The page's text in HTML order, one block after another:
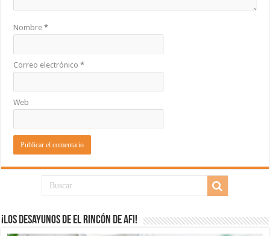
Nombre*
Correo electrónico*
Web
¡Los desayunos de El Rincón de Afi!